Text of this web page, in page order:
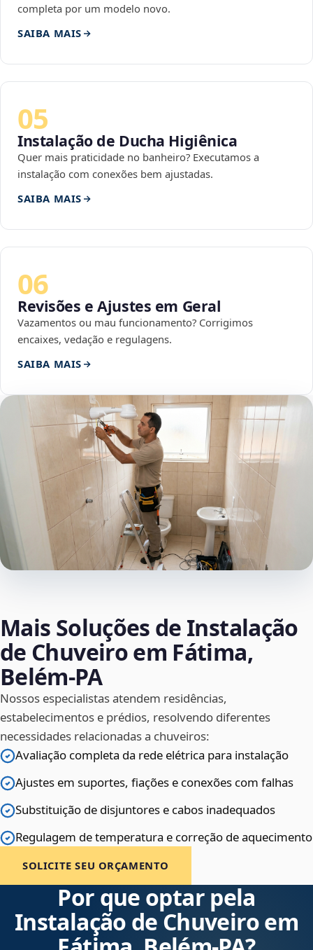
completa por um modelo novo.
SAIBA MAIS
05
Instalação de Ducha Higiênica
Quer mais praticidade no banheiro? Executamos a
instalação com conexões bem ajustadas.
SAIBA MAIS
06
Revisões e Ajustes em Geral
Vazamentos ou mau funcionamento? Corrigimos
encaixes, vedação e regulagens.
SAIBA MAIS
Mais Soluções de Instalação
de Chuveiro em Fátima,
Belém‑PA
Nossos especialistas atendem residências,
estabelecimentos e prédios, resolvendo diferentes
necessidades relacionadas a chuveiros:
Avaliação completa da rede elétrica para instalação
Ajustes em suportes, fiações e conexões com falhas
Substituição de disjuntores e cabos inadequados
Regulagem de temperatura e correção de aquecimento
SOLICITE SEU ORÇAMENTO
Por que optar pela
Instalação de Chuveiro em